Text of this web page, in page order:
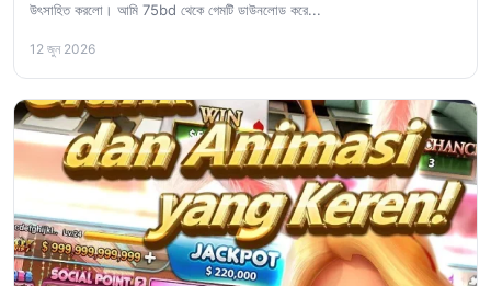
উৎসাহিত করলো। আমি 75bd থেকে গেমটি ডাউনলোড করে...
12 জুন 2026